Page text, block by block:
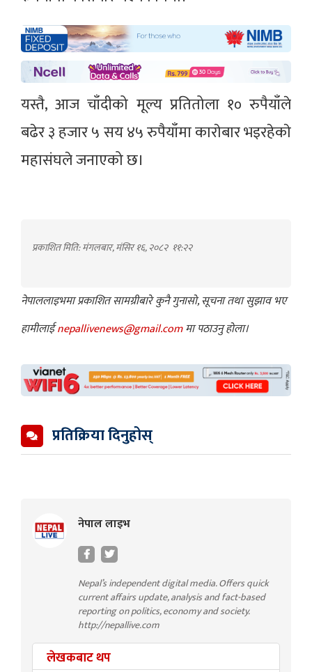
यस्तै, आज चाँदीको मूल्य प्रतितोला १० रुपैयाँले
बढेर ३ हजार ५ सय ४५ रुपैयाँमा काराेबार भइरहेकाे
महासंघले जनाएको छ।
प्रकाशित मिति: मंगलबार, मंसिर १६, २०८२ ११:२२
नेपाललाइभमा प्रकाशित सामग्रीबारे कुनै गुनासो, सूचना तथा सुझाव भए
हामीलाईnepallivenews@gmail.comमा पठाउनु होला।
प्रतिक्रिया दिनुहोस्
नेपाल लाइभ
Nepal’s independent digital media. Offers quick
current affairs update, analysis and fact-based
reporting on politics, economy and society.
http://nepallive.com
लेखकबाट थप